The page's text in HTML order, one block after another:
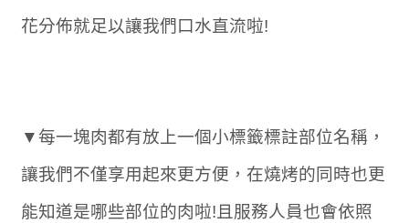
花分佈就足以讓我們口水直流啦!
▼每一塊肉都有放上一個小標籤標註部位名稱，
讓我們不僅享用起來更方便，在燒烤的同時也更
能知道是哪些部位的肉啦!且服務人員也會依照